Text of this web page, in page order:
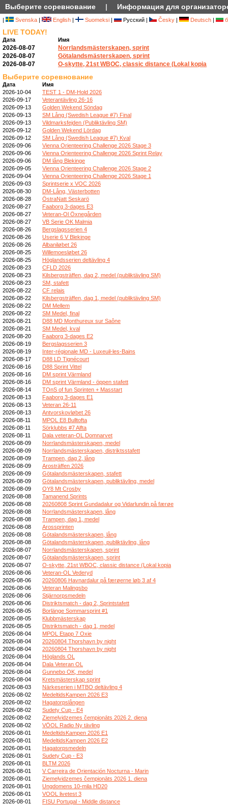
Выберите соревнование | Информация для
| Svenska | English | Suomeksi | Русский | Česky | Deutsch |
LIVE TODAY!
Дата Имя
2026-08-07
Norrlandsmästerskapen, sprint
2026-08-07
Götalandsmästerskapen, sprint
2026-08-07
O-skytte, 21st WBOC, classic distance (Lokal kopia
Выберите соревнование
Дата
Имя
2026-10-04
TEST 1 - DM-Hold 2026
2026-09-17
Veterantävling 26-16
2026-09-13
Golden Wekend Söndag
2026-09-13
SM Lång (Swedish League #7) Final
2026-09-13
Vildmarksfejden (Publiktävling SM)
2026-09-12
Golden Wekend Lördag
2026-09-12
SM Lång (Swedish League #7) Kval
2026-09-06
Vienna Orienteering Challenge 2026 Stage 3
2026-09-06
Vienna Orienteering Challenge 2026 Sprint Relay
2026-09-06
DM lång Blekinge
2026-09-05
Vienna Orienteering Challenge 2026 Stage 2
2026-09-04
Vienna Orienteering Challenge 2026 Stage 1
2026-09-03
Sprintserie x VOC 2026
2026-08-30
DM-Lång, Västerbotten
2026-08-28
ÖstraNatt Seskarö
2026-08-27
Faaborg 3-dages E3
2026-08-27
Veteran-Ol Öxnegården
2026-08-27
VB Serie OK Malmia
2026-08-26
Bergslagsserien 4
2026-08-26
Userie 6 V Blekinge
2026-08-26
Albaniløbet 26
2026-08-25
Willemoesløbet 26
2026-08-25
Höglandsserien deltävling 4
2026-08-23
CFLD 2026
2026-08-23
Kilsbergsträffen, dag 2, medel (publiktävling SM)
2026-08-23
SM, stafett
2026-08-22
CF relais
2026-08-22
Kilsbergsträffen, dag 1, medel (publiktävling SM)
2026-08-22
DM Mellem
2026-08-22
SM Medel, final
2026-08-21
D88 MD Monthureux sur Saône
2026-08-21
SM Medel, kval
2026-08-20
Faaborg 3-dages E2
2026-08-19
Bergslagsserien 3
2026-08-19
Inter-régionale MD - Luxeuil-les-Bains
2026-08-17
D88 LD Tignécourt
2026-08-16
D88 Sprint Vittel
2026-08-16
DM sprint Värmland
2026-08-16
DM sprint Värmland - öppen stafett
2026-08-14
TOnS of fun Sprinten + Masstart
2026-08-13
Faaborg 3-dages E1
2026-08-13
Veteran 26-11
2026-08-13
Antvorskovløbet 26
2026-08-11
MPOL E8 Bulltofta
2026-08-11
Sörklubbs #7 Alfta
2026-08-11
Dala veteran-OL Domnarvet
2026-08-09
Norrlandsmästerskapen, medel
2026-08-09
Norrlandsmästerskapen, distriktsstafett
2026-08-09
Trampen, dag 2, lång
2026-08-09
Arosträffen 2026
2026-08-09
Götalandsmästerskapen, stafett
2026-08-09
Götalandsmästerskapen, publiktävling, medel
2026-08-09
OY8 Mt Crosby
2026-08-08
Tamanend Sprints
2026-08-08
20260808 Sprint Gundadalur og Vidarlundin på færøe
2026-08-08
Norrlandsmästerskapen, lång
2026-08-08
Trampen, dag 1, medel
2026-08-08
Arossprinten
2026-08-08
Götalandsmästerskapen, lång
2026-08-08
Götalandsmästerskapen, publiktävling, lång
2026-08-07
Norrlandsmästerskapen, sprint
2026-08-07
Götalandsmästerskapen, sprint
2026-08-07
O-skytte, 21st WBOC, classic distance (Lokal kopia
2026-08-06
Veteran-OL Vederyd
2026-08-06
20260806 Havnardalur på færøerne løb 3 af 4
2026-08-06
Veteran Malingsbo
2026-08-06
Stjärnorpsmedeln
2026-08-06
Distriktsmatch - dag 2, Sprintstafett
2026-08-05
Borlänge Sommarsprint #1
2026-08-05
Klubbmästerskap
2026-08-05
Distriktsmatch - dag 1, medel
2026-08-04
MPOL Etapp 7 Oxie
2026-08-04
20260804 Thorshavn by night
2026-08-04
20260804 Thorshavn by night
2026-08-04
Höglands OL
2026-08-04
Dala Veteran OL
2026-08-04
Gunnebo OK, medel
2026-08-04
Kretsmästerskap sprint
2026-08-03
Närkeserien i MTBO deltävling 4
2026-08-02
MedeltidsKampen 2026 E3
2026-08-02
Hagatorpslången
2026-08-02
Sudety Cup - E4
2026-08-02
Ziemeļvidzemes čempionāts 2026 2. diena
2026-08-02
VÖOL Radio Ny tävling
2026-08-01
MedeltidsKampen 2026 E1
2026-08-01
MedeltidsKampen 2026 E2
2026-08-01
Hagatorpsmedeln
2026-08-01
Sudety Cup - E3
2026-08-01
BLTM 2026
2026-08-01
V Carreira de Orientación Nocturna - Marin
2026-08-01
Ziemeļvidzemes čempionāts 2026 1. diena
2026-08-01
Ungdomens 10-mila HD20
2026-08-01
VOOL livetest 3
2026-08-01
FISU Portugal - Middle distance